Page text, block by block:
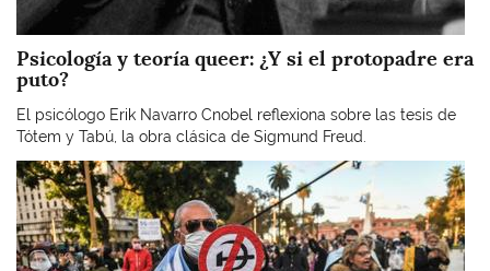
Psicología y teoría queer: ¿Y si el protopadre era
puto?
El psicólogo Erik Navarro Cnobel reflexiona sobre las tesis de
Tótem y Tabú, la obra clásica de Sigmund Freud.
Imagen